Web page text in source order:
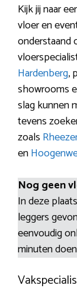
Kijk jij naar
vloer en
onderstaand
Hardenberg,
showrooms
slag kunnen
tevens
zoals
en
Nog geen
In deze
leggers
eenvoudig
minuten